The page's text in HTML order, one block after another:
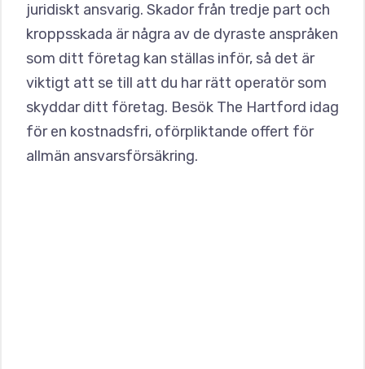
juridiskt ansvarig. Skador från tredje part och
kroppsskada är några av de dyraste anspråken
som ditt företag kan ställas inför, så det är
viktigt att se till att du har rätt operatör som
skyddar ditt företag. Besök The Hartford idag
för en kostnadsfri, oförpliktande offert för
allmän ansvarsförsäkring.